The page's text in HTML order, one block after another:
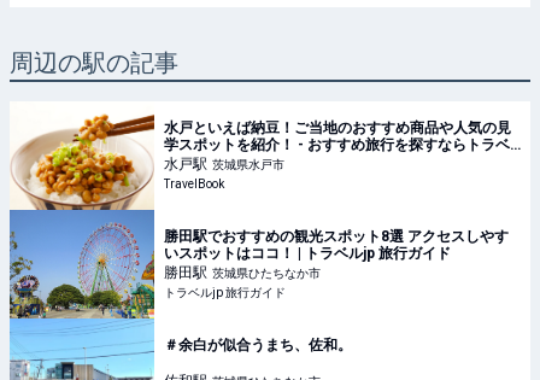
周辺の駅の記事
水戸といえば納豆！ご当地のおすすめ商品や人気の見
学スポットを紹介！ - おすすめ旅行を探すならトラベ
ルブック(TravelBook)
水戸駅 茨城県水戸市
TravelBook
勝田駅でおすすめの観光スポット8選 アクセスしやす
いスポットはココ！ | トラベルjp 旅行ガイド
勝田駅 茨城県ひたちなか市
トラベルjp 旅行ガイド
＃余白が似合うまち、佐和。